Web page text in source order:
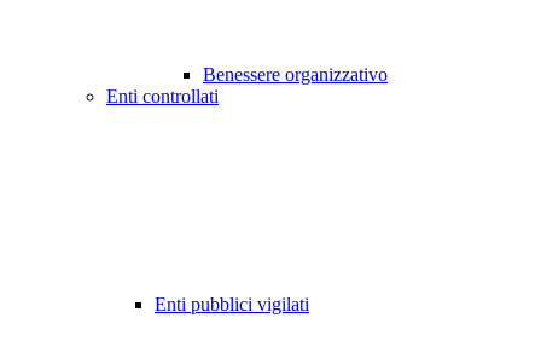
Benessere organizzativo
Enti controllati
Enti pubblici vigilati